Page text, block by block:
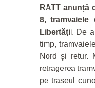
RATT anunță
8,
Libertății. De
timp,
Nord şi retur.
retragerea
pe traseul